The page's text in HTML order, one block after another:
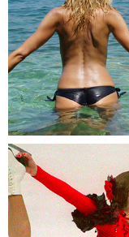
Tajná policie